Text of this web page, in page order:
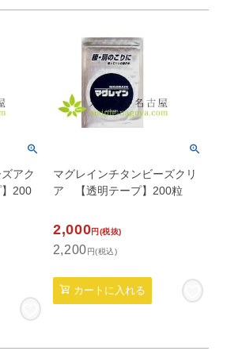
アク
200
マグレインチタンビーズクリ
ア 【透明テープ】200粒
2,000円(税抜)
2,200 円(税込)
カートに入れる